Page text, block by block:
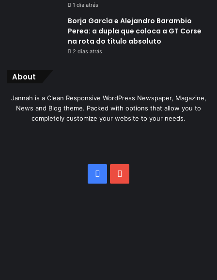
1 dia atrás
Borja García e Alejandro Barambio
Perea: a dupla que coloca a GT Corse
na rota do título absoluto
2 dias atrás
About
Jannah is a Clean Responsive WordPress Newspaper, Magazine,
News and Blog theme. Packed with options that allow you to
completely customize your website to your needs.
Facebook